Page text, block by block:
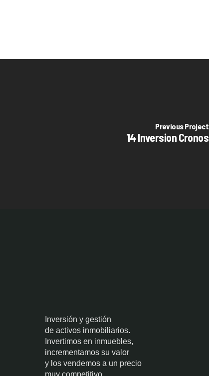
Previous Project
14 Inversion Cronos
Inversión y gestión
de activos inmobiliarios.
Invertimos en inmuebles,
incrementamos su valor
y los vendemos a un precio
muy competitivo.